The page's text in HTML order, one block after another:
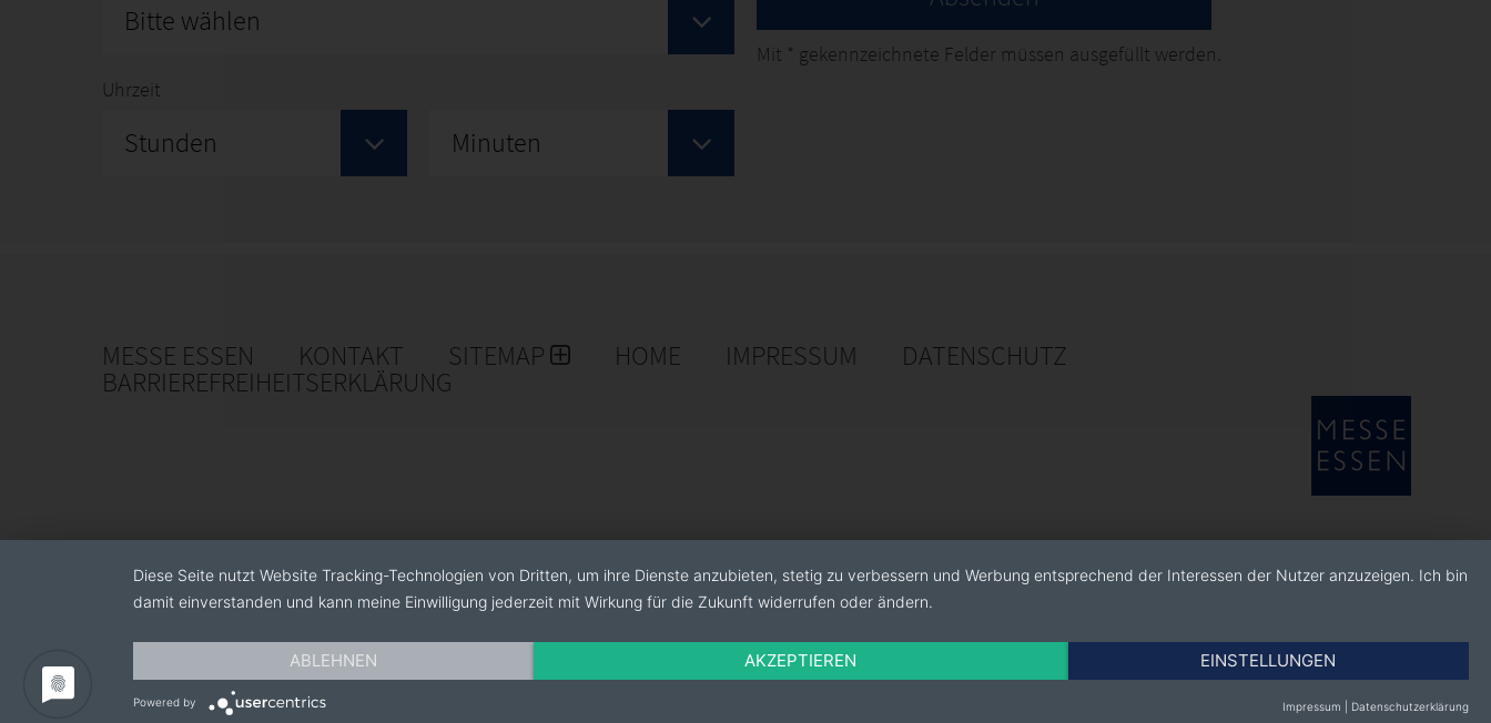
Bitte wählen
Uhrzeit
Stunden Minuten
Mit * gekennzeichnete Felder müssen ausgefüllt werden.
MESSE ESSEN KONTAKT SITEMAP HOME IMPRESSUM DATENSCHUTZ
BARRIEREFREIHEITSERKLÄRUNG
Diese Seite nutzt Website Tracking-Technologien von Dritten, um ihre Dienste anzubieten, stetig zu verbessern und Werbung entsprechend der Interessen der Nutzer anzuzeigen. Ich bin
damit einverstanden und kann meine Einwilligung jederzeit mit Wirkung für die Zukunft widerrufen oder ändern.
ABLEHNEN AKZEPTIEREN EINSTELLUNGEN
Powered by Impressum Datenschutzerklärung